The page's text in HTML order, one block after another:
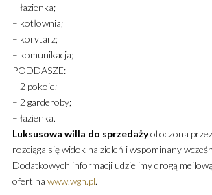
– łazienka;
– kotłownia;
– korytarz;
– komunikacja;
PODDASZE:
– 2 pokoje;
– 2 garderoby;
– łazienka.
Luksusowa willa do sprzedażyotoczona
rozciąga się widok na zieleń i wspominany
Dodatkowych informacji udzielimy drogą
ofert na www.wgn.pl.